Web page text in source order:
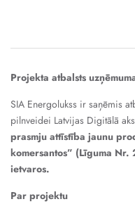
Projekta atbalsts
SIA Energolukss ir saņēmis
pilnveidei Latvijas Digitālā
prasmju attīstība jaunu
komersantos” (Līguma
ietvaros.
Par projektu